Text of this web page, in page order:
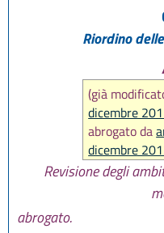
Riordino
(già
dicembre
abrogato da
dicembre
Revisione degli
abrogato.